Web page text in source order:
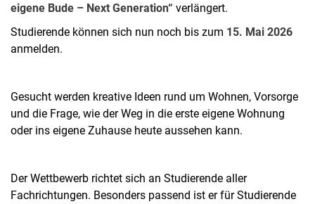
eigene Bude – Next Generation“ verlängert.
Studierende können sich nun noch bis zum 15. Mai 2026
anmelden.
Gesucht werden kreative Ideen rund um Wohnen, Vorsorge
und die Frage, wie der Weg in die erste eigene Wohnung
oder ins eigene Zuhause heute aussehen kann.
Der Wettbewerb richtet sich an Studierende aller
Fachrichtungen. Besonders passend ist er für Studierende